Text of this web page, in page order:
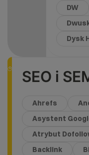
DW
Dysk
SEO i
Ahrefs
Asystent
Atrybut
Backlink